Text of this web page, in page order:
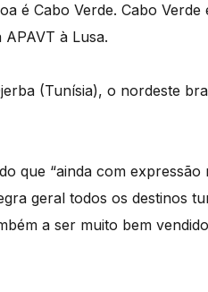
é Cabo Verde. Cabo Verde
à Lusa.
(Tunísia), o nordeste
que “ainda com expressão
geral todos os destinos
a ser muito bem